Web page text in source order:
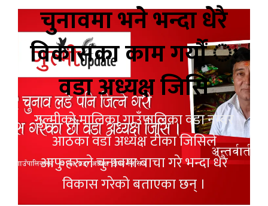
चुनावमा भने भन्दा धेरै
विकासका काम गर्यौं ः
वडा अध्यक्ष जिसि
गुल्मीको मालिका गाउँपालिका वडा नम्वर
आठका वडा अध्यक्ष टीका जिसिले
आफुहरुले चुनावमा बाचा गरे भन्दा धेरै
विकास गरेको बताएका छन् ।